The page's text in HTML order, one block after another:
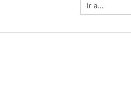
Ir a...